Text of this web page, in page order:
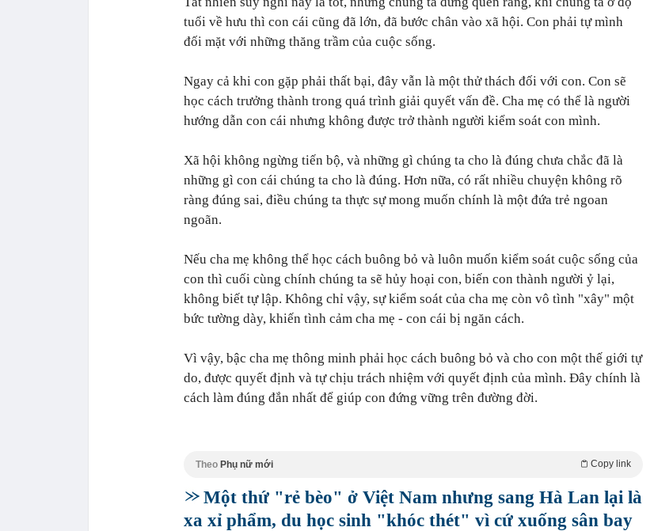
tuổi về hưu thì con cái cũng đã lớn, đã bước chân vào xã hội. Con phải tự mình
đối mặt với những thăng trầm của cuộc sống.
Ngay cả khi con gặp phải thất bại, đây vẫn là một thử thách đối với con. Con sẽ
học cách trưởng thành trong quá trình giải quyết vấn đề. Cha mẹ có thể là người
hướng dẫn con cái nhưng không được trở thành người kiểm soát con mình.
Xã hội không ngừng tiến bộ, và những gì chúng ta cho là đúng chưa chắc đã là
những gì con cái chúng ta cho là đúng. Hơn nữa, có rất nhiều chuyện không rõ
ràng đúng sai, điều chúng ta thực sự mong muốn chính là một đứa trẻ ngoan
ngoãn.
Nếu cha mẹ không thể học cách buông bỏ và luôn muốn kiểm soát cuộc sống của
con thì cuối cùng chính chúng ta sẽ hủy hoại con, biến con thành người ỷ lại,
không biết tự lập. Không chỉ vậy, sự kiểm soát của cha mẹ còn vô tình "xây" một
bức tường dày, khiến tình cảm cha mẹ - con cái bị ngăn cách.
Vì vậy, bậc cha mẹ thông minh phải học cách buông bỏ và cho con một thế giới tự
do, được quyết định và tự chịu trách nhiệm với quyết định của mình. Đây chính là
cách làm đúng đắn nhất để giúp con đứng vững trên đường đời.
Theo Phụ nữ mới Copy link
Một thứ "rẻ bèo" ở Việt Nam nhưng sang Hà Lan lại là
xa xỉ phẩm, du học sinh "khóc thét" vì cứ xuống sân bay